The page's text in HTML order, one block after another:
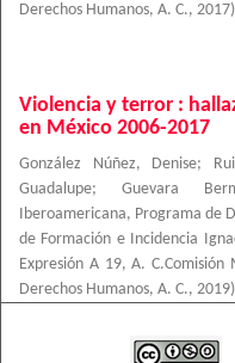
Derechos Humanos, A. C., 2017)
Violencia y terror :
en México 2006-2017
González Núñez, Denise;
Guadalupe; Guevara
Iberoamericana, Programa de
de Formación e Incidencia
Expresión A 19, A.
Derechos Humanos, A. C., 2019)